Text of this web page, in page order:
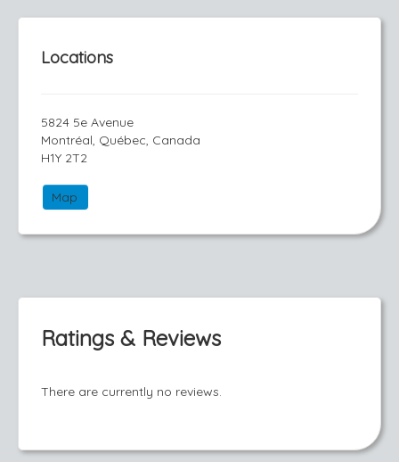
Locations
5824 5e Avenue
Montréal, Québec, Canada
H1Y 2T2
Map
Ratings & Reviews
There are currently no reviews.